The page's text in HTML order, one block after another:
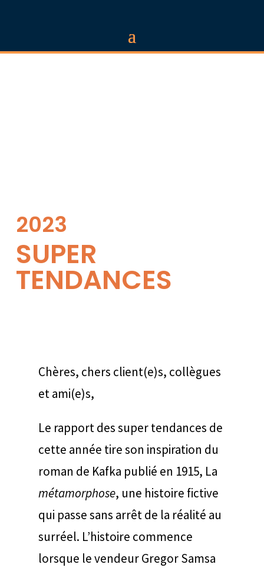
2023
SUPER
TENDANCES
Chères, chers client(e)s, collègues
et ami(e)s,
Le rapport des super tendances de
cette année tire son inspiration du
roman de Kafka publié en 1915, La
métamorphose, une histoire fictive
qui passe sans arrêt de la réalité au
surréel. L’histoire commence
lorsque le vendeur Gregor Samsa